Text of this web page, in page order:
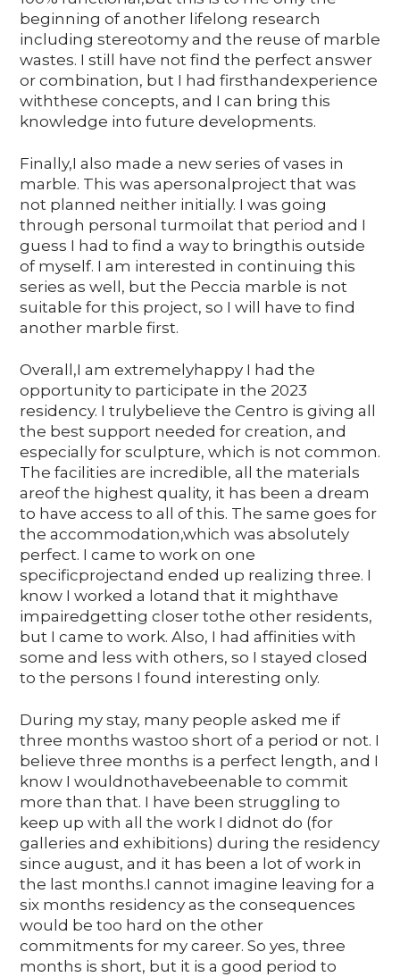
beginning of another lifelong research
including stereotomy and the reuse of marble
wastes. I still have not find the perfect answer
or combination, but I had firsthandexperience
withthese concepts, and I can bring this
knowledge into future developments.
Finally,I also made a new series of vases in
marble. This was apersonalproject that was
not planned neither initially. I was going
through personal turmoilat that period and I
guess I had to find a way to bringthis outside
of myself. I am interested in continuing this
series as well, but the Peccia marble is not
suitable for this project, so I will have to find
another marble first.
Overall,I am extremelyhappy I had the
opportunity to participate in the 2023
residency. I trulybelieve the Centro is giving all
the best support needed for creation, and
especially for sculpture, which is not common.
The facilities are incredible, all the materials
areof the highest quality, it has been a dream
to have access to all of this. The same goes for
the accommodation,which was absolutely
perfect. I came to work on one
specificprojectand ended up realizing three. I
know I worked a lotand that it mighthave
impairedgetting closer tothe other residents,
but I came to work. Also, I had affinities with
some and less with others, so I stayed closed
to the persons I found interesting only.
During my stay, many people asked me if
three months wastoo short of a period or not. I
believe three months is a perfect length, and I
know I wouldnothavebeenable to commit
more than that. I have been struggling to
keep up with all the work I didnot do (for
galleries and exhibitions) during the residency
since august, and it has been a lot of work in
the last months.I cannot imagine leaving for a
six months residency as the consequences
would be too hard on the other
commitments for my career. So yes, three
months is short, but it is a good period to